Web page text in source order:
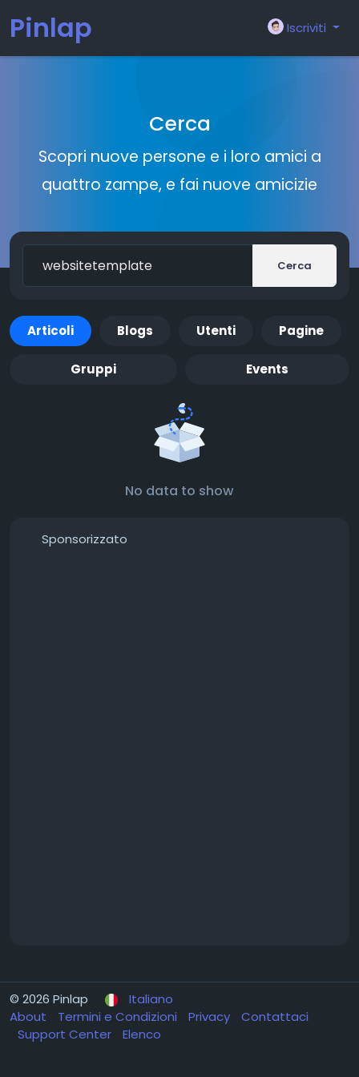
Pinlap Iscriviti
Cerca
Scopri nuove persone e i loro amici a
quattro zampe, e fai nuove amicizie
Cerca
Articoli Blogs Utenti Pagine
Gruppi Events
No data to show
Sponsorizzato
© 2026 Pinlap
Italiano
About
Termini e Condizioni Privacy
Contattaci
Support Center
Elenco